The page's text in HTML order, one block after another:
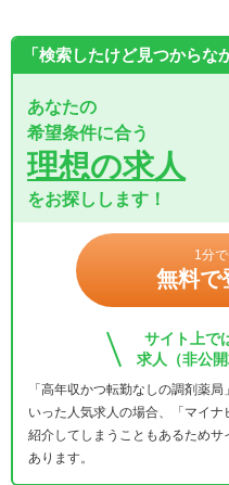
「検索したけど見つからな
あなたの
希望条件に合う
理想の求人
をお探しします！
1分
無料で
サイト上で
求人（非公
「高年収かつ転勤なしの調剤薬
いった人気求人の場合、「マイ
紹介してしまうこともあるため
あります。